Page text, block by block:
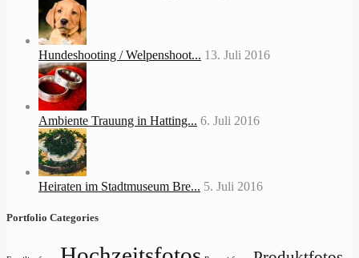
Hundeshooting / Welpenshoot... 13. Juli 2016
Ambiente Trauung in Hatting... 6. Juli 2016
Heiraten im Stadtmuseum Bre... 5. Juli 2016
Portfolio Categories